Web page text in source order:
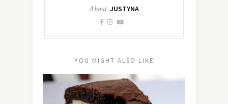
About JUSTYNA
YOU MIGHT ALSO LIKE